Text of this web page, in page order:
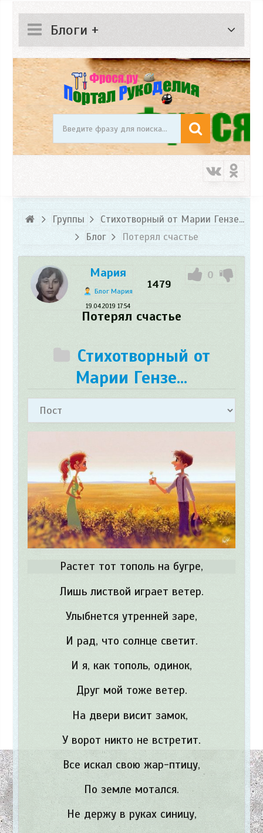
Блоги +
Группы
Стихотворный от Марии Гензе...
Блог
Потерял счастье
Мария
Блог Мария
19.04.2019 17:54
1479
0
Потерял счастье
Стихотворный от
Марии Гензе...
Растет тот тополь на бугре,
Лишь листвой играет ветер.
Улыбнется утренней заре,
И рад, что солнце светит.
И я, как тополь, одинок,
Друг мой тоже ветер.
На двери висит замок,
У ворот никто не встретит.
Все искал свою жар-птицу,
По земле мотался.
Не держу в руках синицу,